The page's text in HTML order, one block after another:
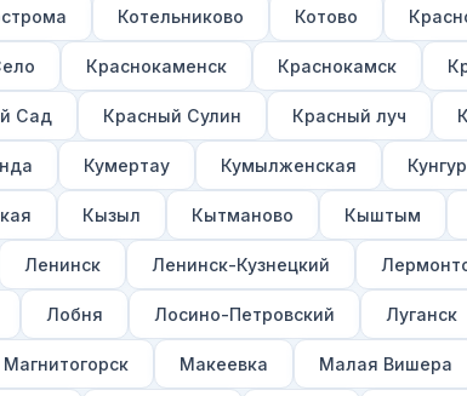
Котельниково Котово
Краснокаменск Краснокамск
Сад Красный Сулин Красный луч
Кумертау Кумылженская Кунгур
Кызыл Кытманово Кыштым
Ленинск Ленинск-Кузнецкий
Лобня Лосино-Петровский Луганск
Магнитогорск Макеевка Малая Вишера